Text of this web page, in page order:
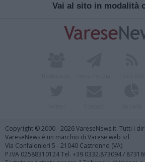
Vai al sito in modalità
Copyright © 2000 - 2026 VareseNews.it. Tutti i
VareseNews è un marchio di Varese web srl
Via Confalonieri 5 - 21040 Castronno (VA)
P.IVA 02588310124 Tel. +39.0332.873094 /